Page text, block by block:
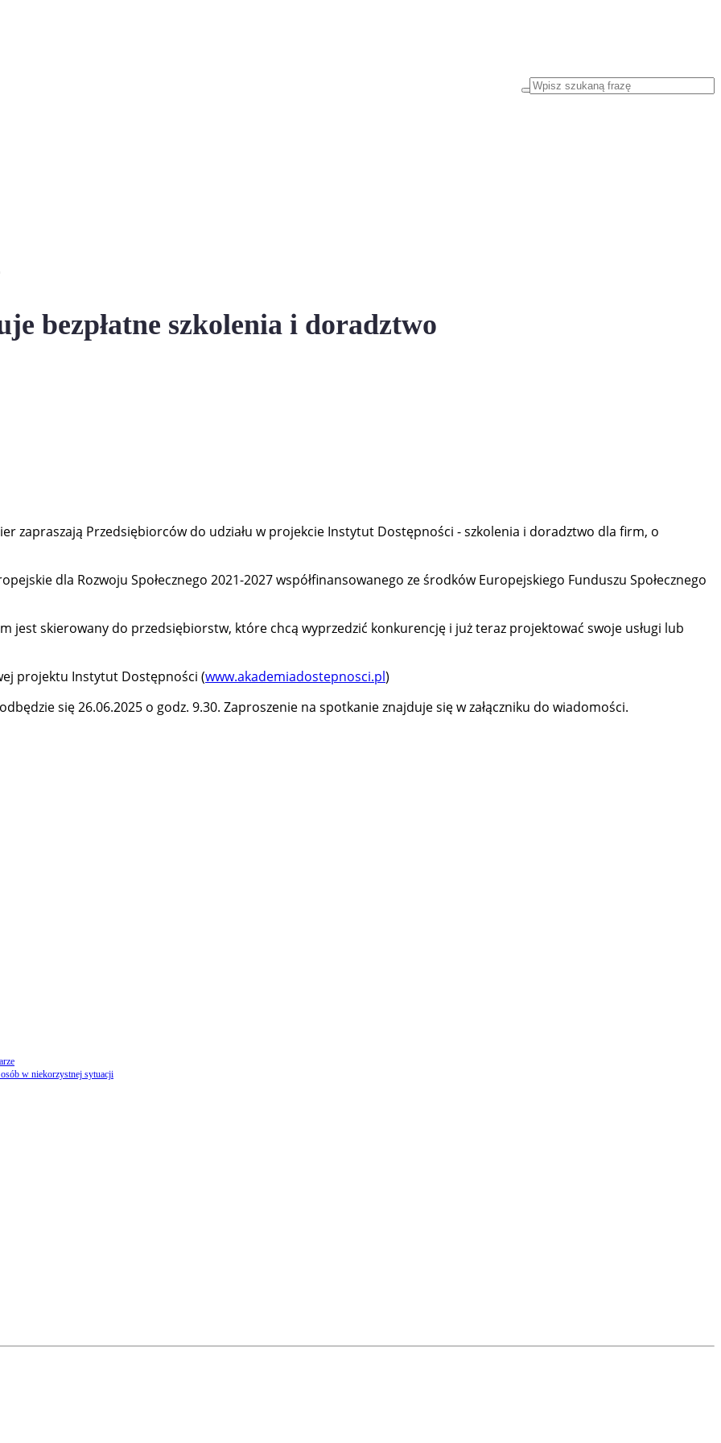
bezpłatne szkolenia i doradztwo
zapraszają Przedsiębiorców do udziału w projekcie Instytut Dostępności - szkolenia i doradztwo dla firm, o
dla Rozwoju Społecznego 2021-2027 współfinansowanego ze środków Europejskiego Funduszu Społecznego
jest skierowany do przedsiębiorstw, które chcą wyprzedzić konkurencję i już teraz projektować swoje usługi lub
projektu Instytut Dostępności (www.akademiadostepnosci.pl)
się 26.06.2025 o godz. 9.30. Zaproszenie na spotkanie znajduje się w załączniku do wiadomości.
osób w niekorzystnej sytuacji